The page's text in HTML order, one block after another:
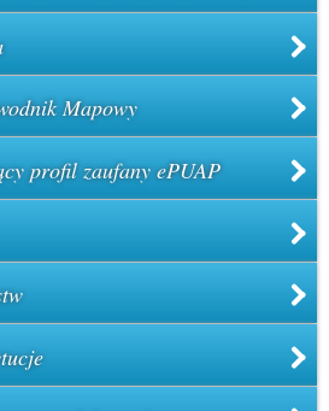
Mapowy
profil zaufany ePUAP